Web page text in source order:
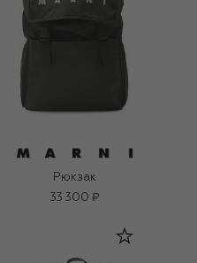
Рюкзак
33 300 ₽